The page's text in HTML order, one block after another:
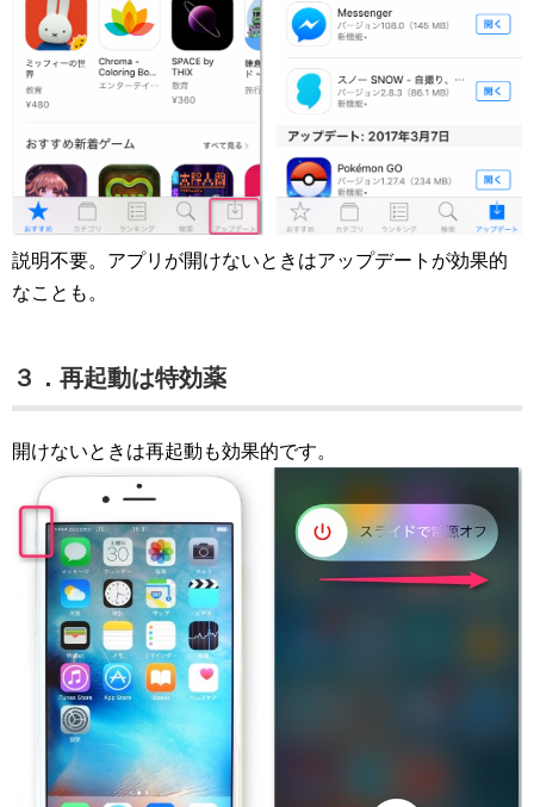
説明不要。アプリが開けないときはアップデートが効果的
なことも。
３．再起動は特効薬
開けないときは再起動も効果的です。